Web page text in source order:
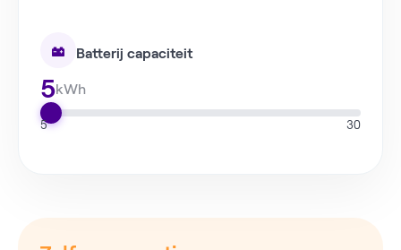
Batterij capaciteit
5kWh
5 30